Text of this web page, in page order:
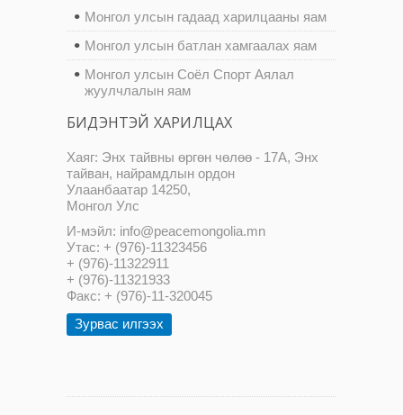
Монгол улсын гадаад харилцааны яам
Монгол улсын батлан хамгаалах яам
Монгол улсын Соёл Спорт Аялал
жуулчлалын яам
БИДЭНТЭЙ ХАРИЛЦАХ
Хаяг: Энх тайвны өргөн чөлөө - 17А, Энх
тайван, найрамдлын ордон
Улаанбаатар 14250,
Монгол Улс
И-мэйл: info@peacemongolia.mn
Утас: + (976)-11323456
+ (976)-11322911
+ (976)-11321933
Факс: + (976)-11-320045
Зурвас илгээх